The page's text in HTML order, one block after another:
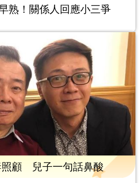
熟！關係人回應小三爭
照顧 兒子一句話鼻酸